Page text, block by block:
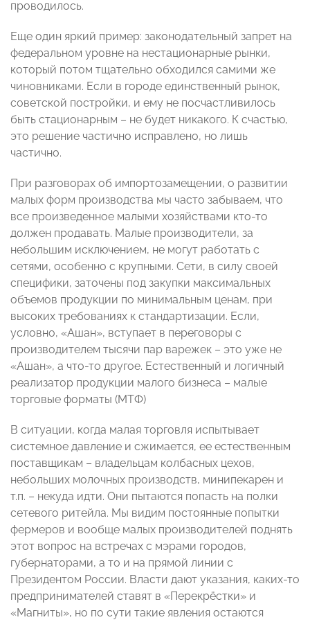
проводилось.
Еще один яркий пример: законодательный запрет на
федеральном уровне на нестационарные рынки,
который потом тщательно обходился самими же
чиновниками. Если в городе единственный рынок,
советской постройки, и ему не посчастливилось
быть стационарным – не будет никакого. К счастью,
это решение частично исправлено, но лишь
частично.
При разговорах об импортозамещении, о развитии
малых форм производства мы часто забываем, что
все произведенное малыми хозяйствами кто-то
должен продавать. Малые производители, за
небольшим исключением, не могут работать с
сетями, особенно с крупными. Сети, в силу своей
специфики, заточены под закупки максимальных
объемов продукции по минимальным ценам, при
высоких требованиях к стандартизации. Если,
условно, «Ашан», вступает в переговоры с
производителем тысячи пар варежек – это уже не
«Ашан», а что-то другое. Естественный и логичный
реализатор продукции малого бизнеса – малые
торговые форматы (МТФ)
В ситуации, когда малая торговля испытывает
системное давление и сжимается, ее естественным
поставщикам – владельцам колбасных цехов,
небольших молочных производств, минипекарен и
т.п. – некуда идти. Они пытаются попасть на полки
сетевого ритейла. Мы видим постоянные попытки
фермеров и вообще малых производителей поднять
этот вопрос на встречах с мэрами городов,
губернаторами, а то и на прямой линии с
Президентом России. Власти дают указания, каких-то
предпринимателей ставят в «Перекрёстки» и
«Магниты», но по сути такие явления остаются